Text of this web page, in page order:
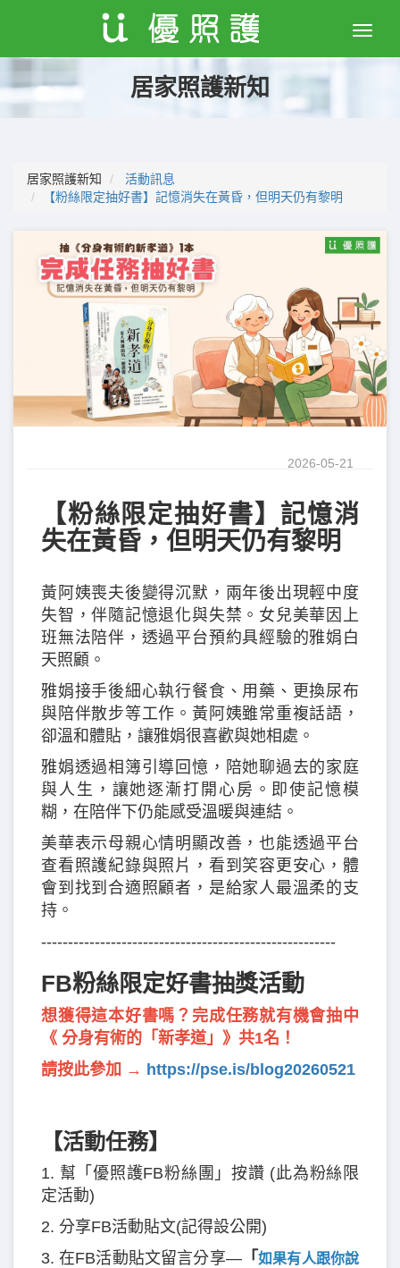
Toggle
居家照護新知
居家照護新知
活動訊息
【粉絲限定抽好書】記憶消失在黃昏，但明天仍有黎明
2026-05-21
【粉絲限定抽好書】記憶消
失在黃昏，但明天仍有黎明
黃阿姨喪夫後變得沉默，兩年後出現輕中度
失智，伴隨記憶退化與失禁。女兒美華因上
班無法陪伴，透過平台預約具經驗的雅娟白
天照顧。
雅娟接手後細心執行餐食、用藥、更換尿布
與陪伴散步等工作。黃阿姨雖常重複話語，
卻溫和體貼，讓雅娟很喜歡與她相處。
雅娟透過相簿引導回憶，陪她聊過去的家庭
與人生，讓她逐漸打開心房。即使記憶模
糊，在陪伴下仍能感受溫暖與連結。
美華表示母親心情明顯改善，也能透過平台
查看照護紀錄與照片，看到笑容更安心，體
會到找到合適照顧者，是給家人最溫柔的支
持。
-------------------------------------------------------
FB粉絲限定好書抽獎活動
想獲得這本好書嗎？完成任務就有機會抽中
《 分身有術的「新孝道」》共1名！
請按此參加 → https://pse.is/blog20260521
【活動任務】
1. 幫「優照護FB粉絲團」按讚 (此為粉絲限
定活動)
2. 分享FB活動貼文(記得設公開)
3. 在FB活動貼文留言分享—「如果有人跟你說